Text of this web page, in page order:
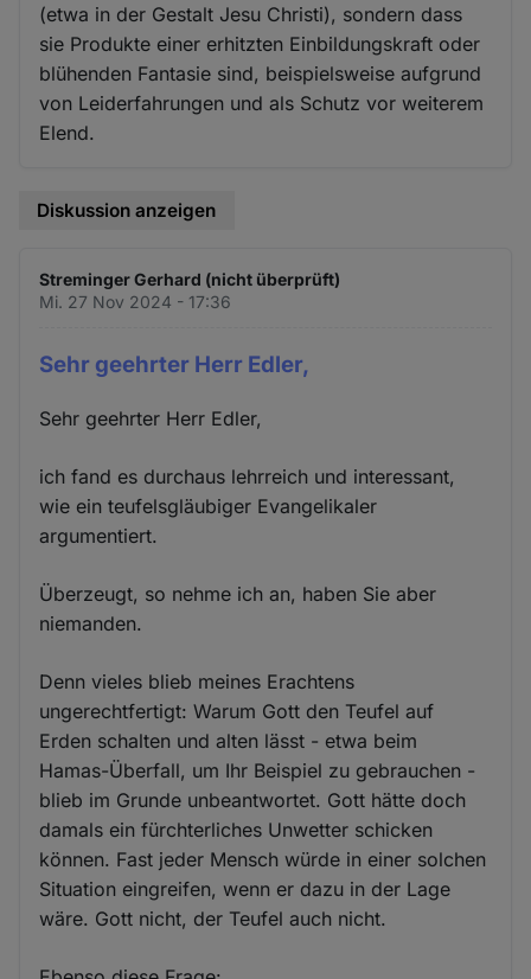
(etwa in der Gestalt Jesu Christi), sondern dass
sie Produkte einer erhitzten Einbildungskraft oder
blühenden Fantasie sind, beispielsweise aufgrund
von Leiderfahrungen und als Schutz vor weiterem
Elend.
Diskussion anzeigen
Streminger Gerhard (nicht überprüft)
Mi. 27 Nov 2024 - 17:36
Sehr geehrter Herr Edler,
Sehr geehrter Herr Edler,
ich fand es durchaus lehrreich und interessant,
wie ein teufelsgläubiger Evangelikaler
argumentiert.
Überzeugt, so nehme ich an, haben Sie aber
niemanden.
Denn vieles blieb meines Erachtens
ungerechtfertigt: Warum Gott den Teufel auf
Erden schalten und alten lässt - etwa beim
Hamas-Überfall, um Ihr Beispiel zu gebrauchen -
blieb im Grunde unbeantwortet. Gott hätte doch
damals ein fürchterliches Unwetter schicken
können. Fast jeder Mensch würde in einer solchen
Situation eingreifen, wenn er dazu in der Lage
wäre. Gott nicht, der Teufel auch nicht.